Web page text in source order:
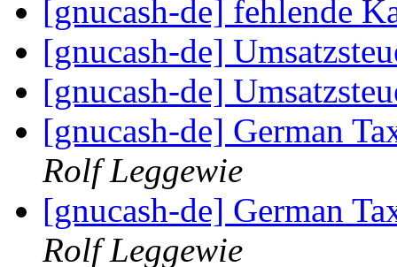
[gnucash-de] fehlende
[gnucash-de]
[gnucash-de]
[gnucash-de] German
Rolf Leggewie
[gnucash-de] German
Rolf Leggewie